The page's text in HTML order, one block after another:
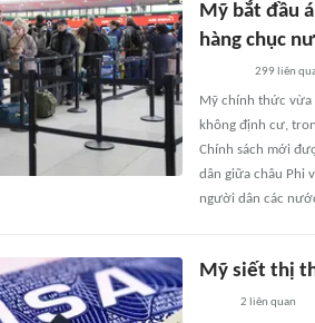
Mỹ bắt đầu
hàng chục
299 liên
Mỹ chính thức
không định cư,
Chính sách mới
dân giữa châu Phi
người dân các
Mỹ siết thị
2 liên quan